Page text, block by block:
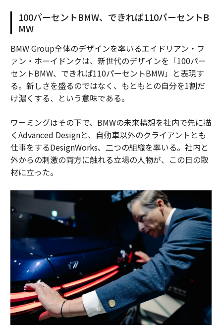
100パーセントBMW、できれば110パーセントB
MW
BMW Group全体のデザインを率いるエイドリアン・フ
ァン・ホーイドンクは、新世代のデザインを「100パー
セントBMW、できれば110パーセントBMW」と表現す
る。新しさを盛るのではなく、もともとの自分を1割だ
け濃くする、という意味である。
ワーミングはその下で、BMWの未来構想を社内で先に描
くAdvanced Designと、自動車以外のクライアントとも
仕事をするDesignWorks、二つの組織を率いる。社内と
外からの刺激の両方に触れる立場の人物が、この日の取
材に立った。